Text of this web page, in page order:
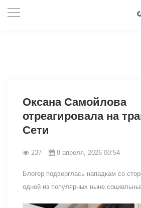
Оксана Самойлова
отреагировала на
Сети
237 8 апреля, 2026 00:54
Блогер подверглась нападкам со
одной из популярных ныне